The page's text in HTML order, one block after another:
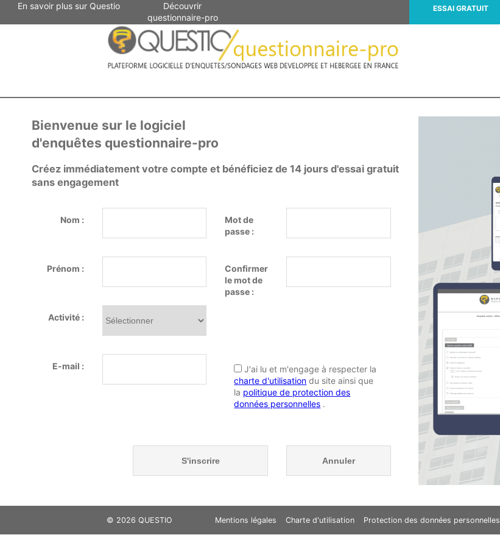
En savoir plus sur Questio
Découvrir
questionnaire-pro
ESSAI GRATUIT
Bienvenue sur le logiciel
d'enquêtes questionnaire-pro
Créez immédiatement votre compte et bénéficiez de 14 jours d'essai gratuit
sans engagement
Nom :
Mot de
passe :
Prénom :
Confirmer
le mot de
passe :
Activité :
E-mail :
J'ai lu et m'engage à respecter la
charte d'utilisation du site ainsi que
la politique de protection des
données personnelles .
© 2026 QUESTIO Mentions légales Charte d'utilisation Protection des données personnelles